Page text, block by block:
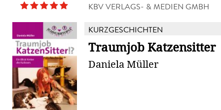
KBV VERLAGS- & MEDIEN GMBH
KURZGESCHICHTEN
Traumjob Katzensitter
Daniela Müller